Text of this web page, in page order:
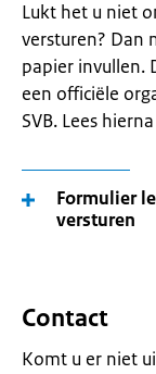
Lukt het u niet
versturen? Dan
papier invullen.
een officiële
SVB. Lees
Formulier
versturen
Contact
Komt u er niet